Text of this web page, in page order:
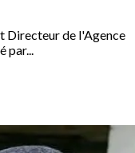
Directeur de l'Agence